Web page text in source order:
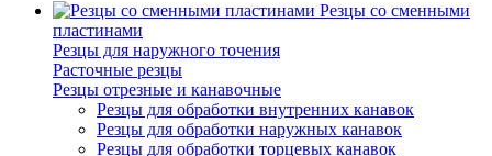
Резцы со сменными
пластинами
Резцы для наружного точения
Расточные резцы
Резцы отрезные и канавочные
Резцы для обработки внутренних канавок
Резцы для обработки наружных канавок
Резцы для обработки торцевых канавок